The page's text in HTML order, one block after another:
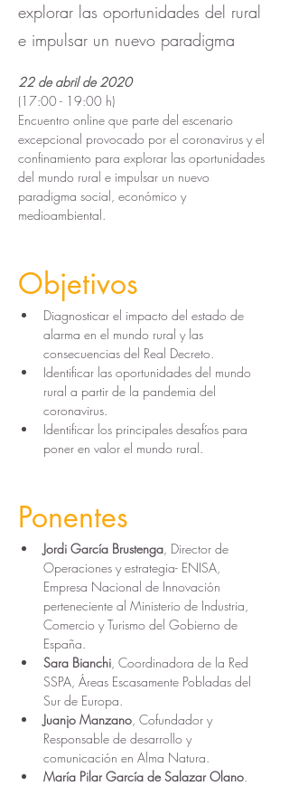
explorar las oportunidades del rural
e impulsar un nuevo paradigma
22 de abril de 2020
(17:00 - 19:00 h)
Encuentro online que parte del escenario
excepcional provocado por el coronavirus y el
confinamiento para explorar las oportunidades
del mundo rural e impulsar un nuevo
paradigma social, económico y
medioambiental.
Objetivos
Diagnosticar el impacto del estado de
alarma en el mundo rural y las
consecuencias del Real Decreto.
Identificar las oportunidades del mundo
rural a partir de la pandemia del
coronavirus.
Identificar los principales desafíos para
poner en valor el mundo rural.
Ponentes
Jordi García Brustenga, Director de
Operaciones y estrategia- ENISA,
Empresa Nacional de Innovación
perteneciente al Ministerio de Industria,
Comercio y Turismo del Gobierno de
España.
Sara Bianchi, Coordinadora de la Red
SSPA, Áreas Escasamente Pobladas del
Sur de Europa.
Juanjo Manzano, Cofundador y
Responsable de desarrollo y
comunicación en Alma Natura.
María Pilar García de Salazar Olano.